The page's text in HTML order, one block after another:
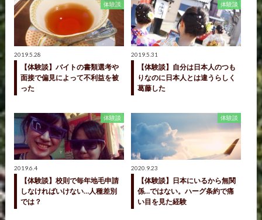
体験談
2019.5.28
【体験談】バイトの書類選考や
面接で偏見によって不利益を被
った
体験談
2019.5.31
【体験談】自分は日本人のつも
りなのに日本人とは違うらしく
葛藤した
体験談
2019.6.4
【体験談】校則で毎年地毛申請
しなければいけない…人種差別
では？
体験談
2020.9.23
【体験談】日本にいるから無関
係…ではない。ハーグ条約で痛
い目を見た経験